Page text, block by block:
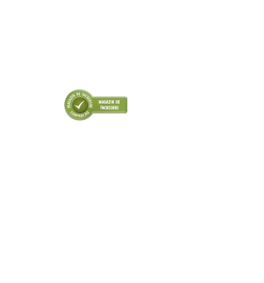
■ Accesorii vehicule electrice
■ Mobilier service